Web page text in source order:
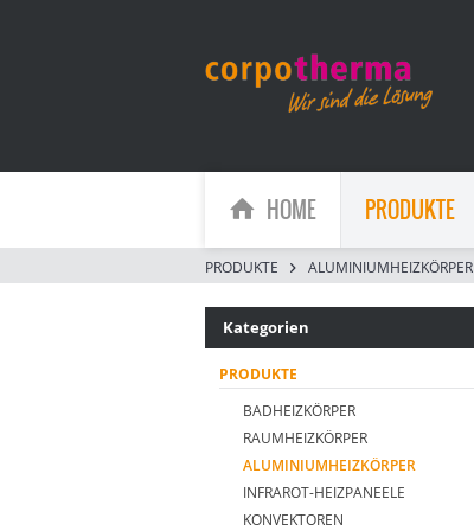
HOME PRODUKTE
PRODUKTE ALUMINIUMHEIZKÖRPER
Kategorien
PRODUKTE
BADHEIZKÖRPER
RAUMHEIZKÖRPER
ALUMINIUMHEIZKÖRPER
INFRAROT-HEIZPANEELE
KONVEKTOREN